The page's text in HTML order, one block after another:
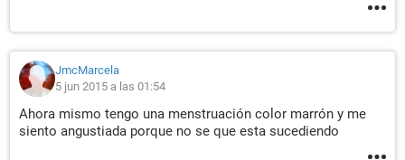
JmcMarcela
5 jun 2015 a las 01:54
Ahora mismo tengo una menstruación color marrón y me
siento angustiada porque no se que esta sucediendo